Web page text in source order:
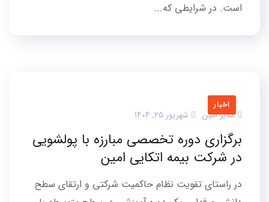
است. در شرایطی که...
اخبار
مدیر امین شهریور 25, 1404
برگزاری دوره تخصصی مبارزه با پولشویی
در شرکت بیمه اتکایی امین
در راستای تقویت نظام حاکمیت شرکتی و ارتقای سطح